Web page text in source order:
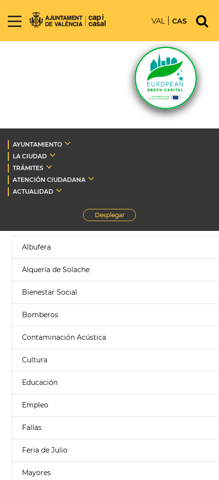
VAL CAS
AYUNTAMIENTO
LA CIUDAD
TRÁMITES
ATENCIÓN CIUDADANA
ACTUALIDAD
Desplegar
Albufera
Alquería de Solache
Bienestar Social
Bomberos
Contaminación Acústica
Cultura
Educación
Empleo
Fallas
Feria de Julio
Mayores